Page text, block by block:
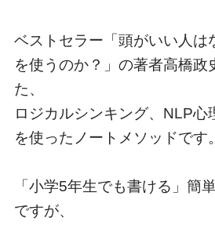
ベストセラー「頭がいい人は
を使うのか？」の著者高橋政
た、
ロジカルシンキング、NLP心
を使ったノートメソッドです。
「小学5年生でも書ける」簡
ですが、